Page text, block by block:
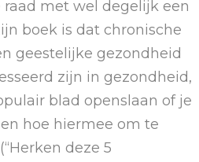
met wel degelijk een
boek is dat chronische
geestelijke gezondheid
zijn in gezondheid,
blad openslaan of je
hoe hiermee om te
deze 5